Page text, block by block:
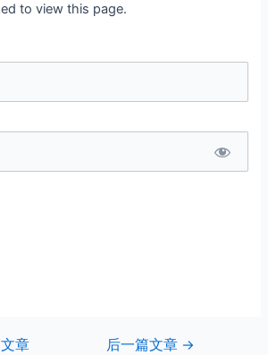
to view this page.
章 后一篇文章 →